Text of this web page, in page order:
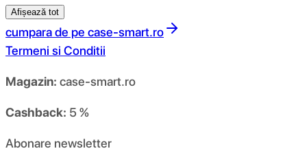
Afișează tot
cumpara de pe case-smart.ro
Termeni si Conditii
Magazin: case-smart.ro
Cashback: 5 %
Abonare newsletter